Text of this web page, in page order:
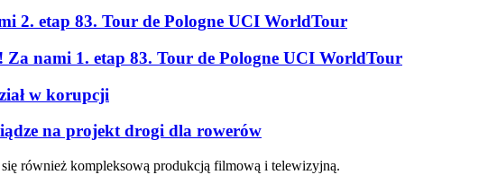
2. etap 83. Tour de Pologne UCI WorldTour
nami 1. etap 83. Tour de Pologne UCI WorldTour
w korupcji
na projekt drogi dla rowerów
również kompleksową produkcją filmową i telewizyjną.